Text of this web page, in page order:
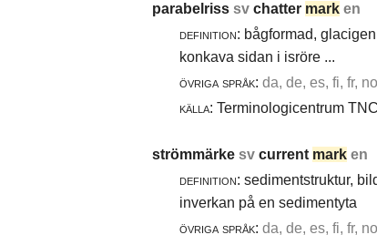
parabelriss sv chatter mark en
definition: bågformad,
konkava sidan i isröre ...
övriga språk: da, de, es, fi, fr,
källa: Terminologicentrum
strömmärke sv current mark en
definition: sedimentstruktur,
inverkan på en sedimentyta
övriga språk: da, de, es, fi, fr,